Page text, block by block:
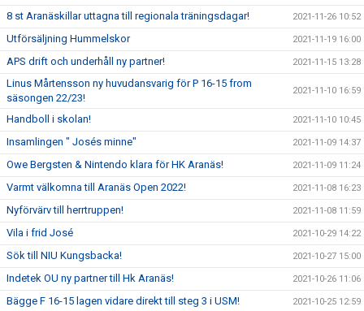
8 st Aranäskillar uttagna till regionala träningsdagar! 2021-11-26 10:52
Utförsäljning Hummelskor 2021-11-19 16:00
APS drift och underhåll ny partner! 2021-11-15 13:28
Linus Mårtensson ny huvudansvarig för P 16-15 from
säsongen 22/23!
2021-11-10 16:59
Handboll i skolan! 2021-11-10 10:45
Insamlingen " Josés minne" 2021-11-09 14:37
Owe Bergsten & Nintendo klara för HK Aranäs! 2021-11-09 11:24
Varmt välkomna till Aranäs Open 2022! 2021-11-08 16:23
Nyförvärv till herrtruppen! 2021-11-08 11:59
Vila i frid José 2021-10-29 14:22
Sök till NIU Kungsbacka! 2021-10-27 15:00
Indetek OU ny partner till Hk Aranäs! 2021-10-26 11:06
Bägge F 16-15 lagen vidare direkt till steg 3 i USM! 2021-10-25 12:59